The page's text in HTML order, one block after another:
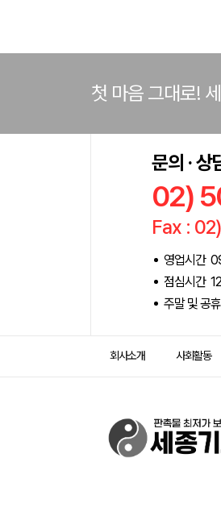
첫 마음 그대로!
문의 · 상
02)
Fax :
영업시간
점심시간
주말 및 공
회사소개 사회활동